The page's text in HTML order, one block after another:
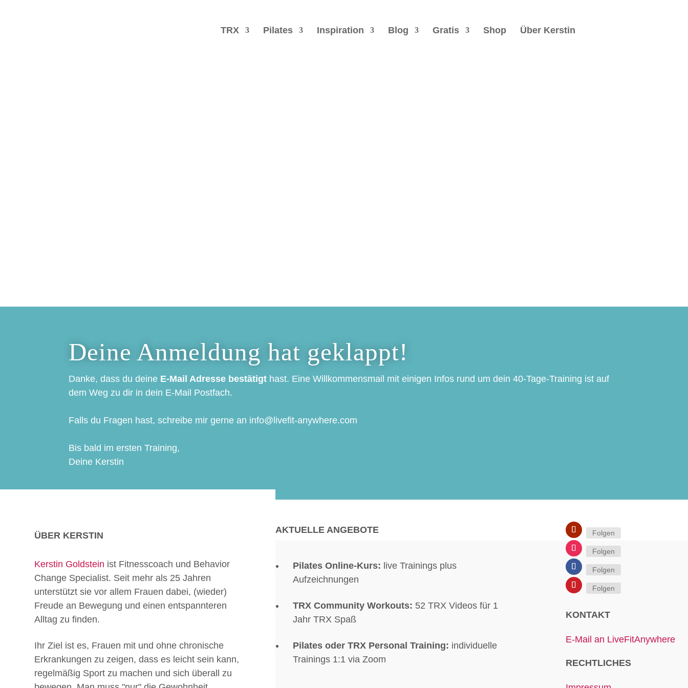
TRX Pilates Inspiration Blog Gratis Shop Über Kerstin
Deine Anmeldung hat geklappt!
Danke, dass du deine E-Mail Adresse bestätigt hast. Eine Willkommensmail mit einigen Infos rund um dein 40-Tage-Training ist auf
dem Weg zu dir in dein E-Mail Postfach.
Falls du Fragen hast, schreibe mir gerne an info@livefit-anywhere.com
Bis bald im ersten Training,
Deine Kerstin
ÜBER KERSTIN
Kerstin Goldstein ist Fitnesscoach und Behavior
Change Specialist. Seit mehr als 25 Jahren
unterstützt sie vor allem Frauen dabei, (wieder)
Freude an Bewegung und einen entspannteren
Alltag zu finden.
Ihr Ziel ist es, Frauen mit und ohne chronische
Erkrankungen zu zeigen, dass es leicht sein kann,
regelmäßig Sport zu machen und sich überall zu
AKTUELLE ANGEBOTE
Pilates Online-Kurs: live Trainings plus
Aufzeichnungen
TRX Community Workouts: 52 TRX Videos für 1
Jahr TRX Spaß
Pilatesoder TRX Personal Training: individuelle
Trainings 1:1 via Zoom
Folgen
Folgen
Folgen
Folgen
KONTAKT
E-Mail an LiveFitAnywhere
RECHTLICHES